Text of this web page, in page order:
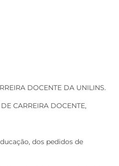
DOCENTE DA UNILINS.
CARREIRA DOCENTE,
dos pedidos de